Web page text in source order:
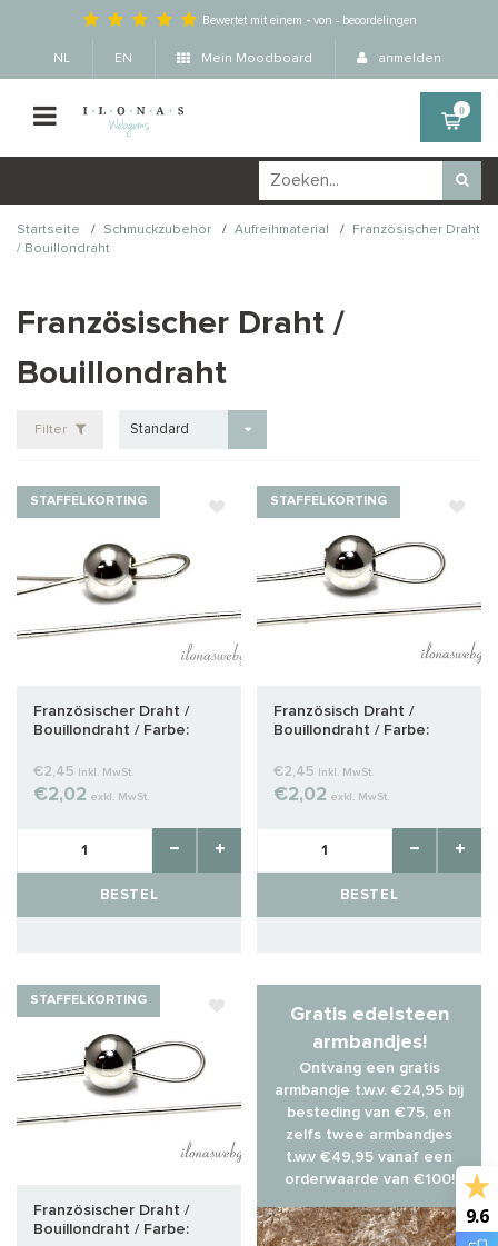
Bewertet mit einem - von - beoordelingen
NL EN Mein Moodboard anmelden
0
Startseite / Schmuckzubehör / Aufreihmaterial /
Französischer Draht
/ Bouillondraht
Französischer Draht /
Bouillondraht
Filter Standard
STAFFELKORTING
Französischer Draht /
Bouillondraht / Farbe:
€2,45 Inkl. MwSt.
€2,02 exkl. MwSt.
BESTEL
STAFFELKORTING
Französisch Draht /
Bouillondraht / Farbe:
€2,45 Inkl. MwSt.
€2,02 exkl. MwSt.
BESTEL
STAFFELKORTING
Französischer Draht /
Bouillondraht / Farbe:
Gratis edelsteen
armbandjes!
Ontvang een gratis
armbandje t.w.v. €24,95 bij
besteding van €75, en
zelfs twee armbandjes
t.w.v €49,95 vanaf een
orderwaarde van €100!
9.6